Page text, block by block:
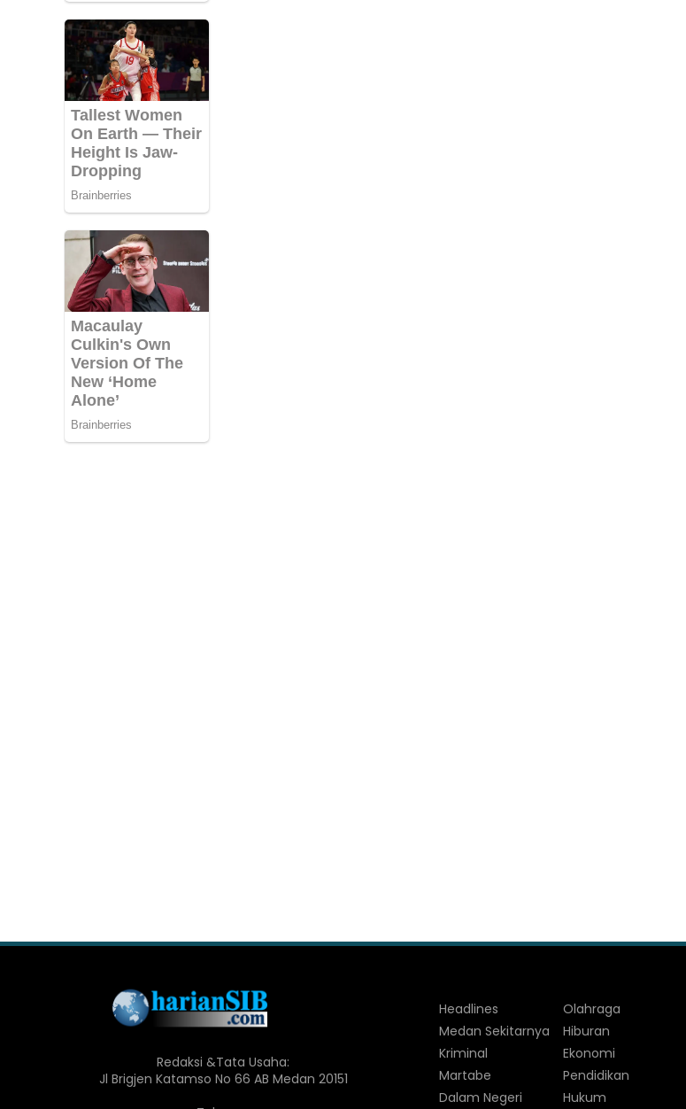
Redaksi &Tata Usaha:
Jl Brigjen Katamso No 66 AB Medan 20151
Headlines
Medan Sekitarnya
Kriminal
Martabe
Dalam Negeri
Olahraga
Hiburan
Ekonomi
Pendidikan
Hukum